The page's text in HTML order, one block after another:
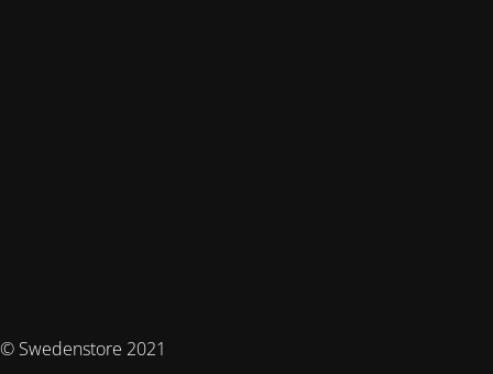
© Swedenstore 2021